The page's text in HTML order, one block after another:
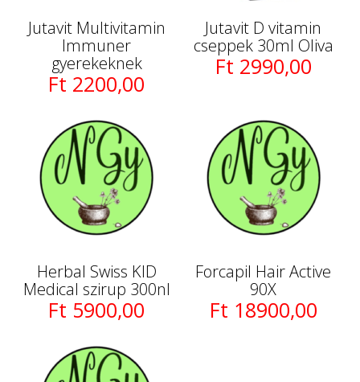
Jutavit Multivitamin
Immuner
gyerekeknek
Ft 2200,00
Jutavit D vitamin
cseppek 30ml Oliva
Ft 2990,00
Herbal Swiss KID
Medical szirup 300nl
Ft 5900,00
Forcapil Hair Active
90X
Ft 18900,00